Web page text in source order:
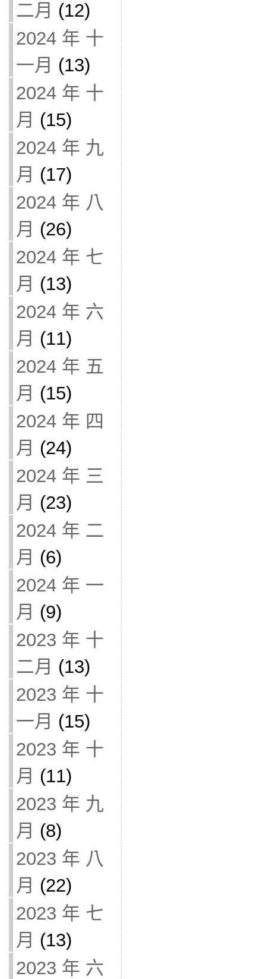
二月 (12)
2024 年 十
一月 (13)
2024 年 十
月 (15)
2024 年 九
月 (17)
2024 年 八
月 (26)
2024 年 七
月 (13)
2024 年 六
月 (11)
2024 年 五
月 (15)
2024 年 四
月 (24)
2024 年 三
月 (23)
2024 年 二
月 (6)
2024 年 一
月 (9)
2023 年 十
二月 (13)
2023 年 十
一月 (15)
2023 年 十
月 (11)
2023 年 九
月 (8)
2023 年 八
月 (22)
2023 年 七
月 (13)
2023 年 六